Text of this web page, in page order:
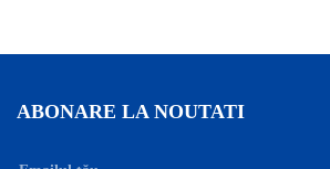
ABONARE LA NOUTATI